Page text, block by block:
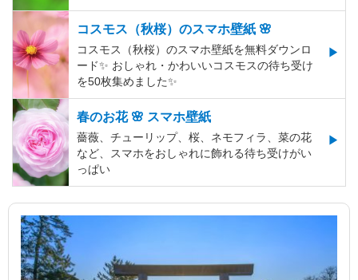
コスモス（秋桜）のスマホ壁紙 🌸
コスモス（秋桜）のスマホ壁紙を無料ダウンロ
ード✨️ おしゃれ・かわいいコスモスの待ち受け
を50枚集めました✨️
春のお花 🌸 スマホ壁紙
薔薇、チューリップ、桜、ネモフィラ、菜の花
など、スマホをおしゃれに飾れる待ち受けがい
っぱい